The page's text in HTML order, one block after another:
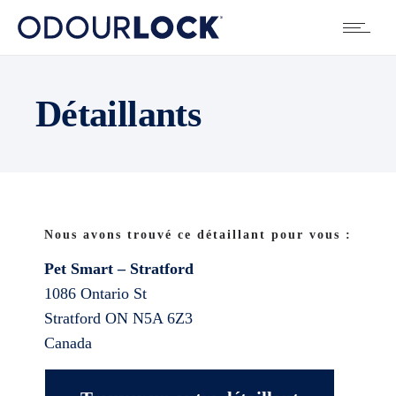
Détaillants
Nous avons trouvé ce détaillant pour vous :
Pet Smart – Stratford
1086 Ontario St
Stratford ON N5A 6Z3
Canada